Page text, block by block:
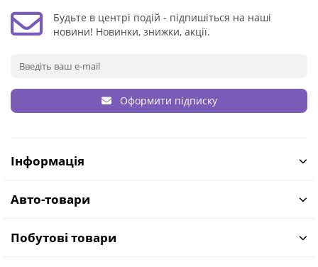
Будьте в центрі подій - підпишіться на наші
новини! Новинки, знижки, акції.
Оформити підписку
Інформація
Авто-товари
Побутові товари